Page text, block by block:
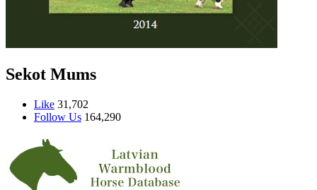
Sekot Mums
Like 31,702
Follow Us 164,290